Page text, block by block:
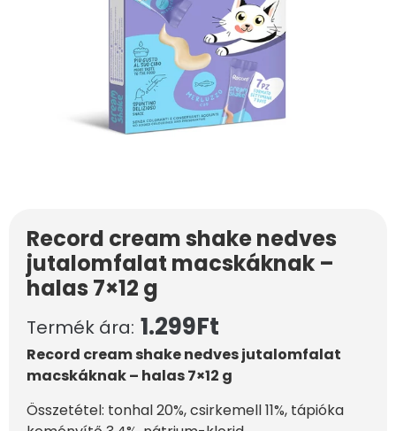
Record cream shake nedves
jutalomfalat macskáknak –
halas 7×12 g
Termék ára: 1.299Ft
Record cream shake nedves jutalomfalat
macskáknak – halas 7×12 g
Összetétel: tonhal 20%, csirkemell 11%, tápióka